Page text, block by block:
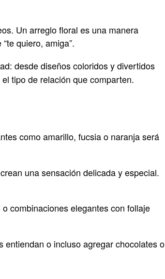
Un arreglo floral es una manera
quiero, amiga”.
desde diseños coloridos y divertidos
tipo de relación que comparten.
como amarillo, fucsia o naranja será
una sensación delicada y especial.
combinaciones elegantes con follaje
entiendan o incluso agregar chocolates o